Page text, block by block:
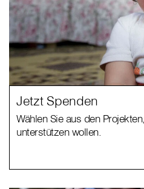
Jetzt Spenden
Wählen Sie aus den
unterstützen wollen.